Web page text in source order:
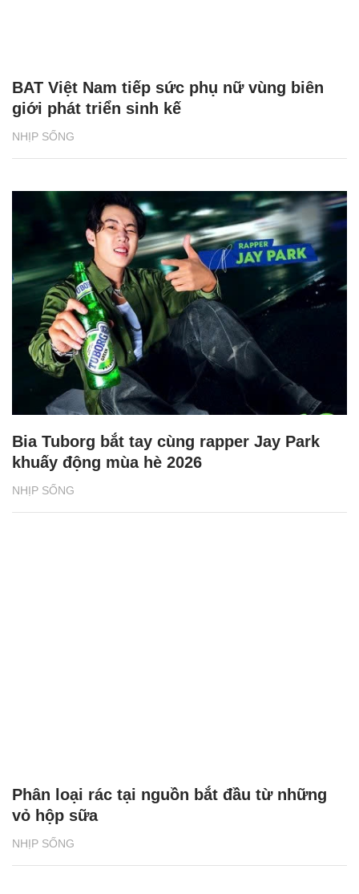
NHỊP SỐNG
BAT Việt Nam tiếp sức phụ nữ vùng biên
giới phát triển sinh kế
NHỊP SỐNG
Bia Tuborg bắt tay cùng rapper Jay Park
khuấy động mùa hè 2026
NHỊP SỐNG
Phân loại rác tại nguồn bắt đầu từ những
vỏ hộp sữa